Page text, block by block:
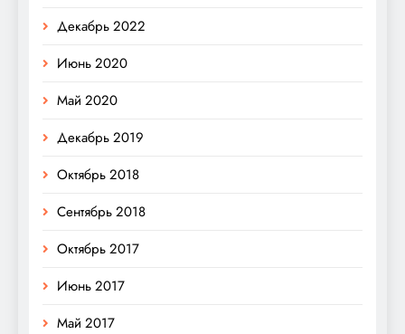
Декабрь 2022
Июнь 2020
Май 2020
Декабрь 2019
Октябрь 2018
Сентябрь 2018
Октябрь 2017
Июнь 2017
Май 2017